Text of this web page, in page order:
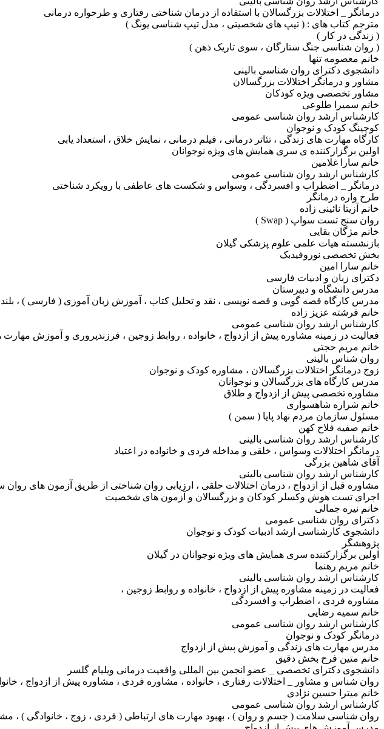
درمانگر _ اختلالات بزرگسالان با استفاده از درمان شناختی رفتاری و طرحواره درمانی
مترجم کتاب های : ( تیپ های شخصیتی ، مدل تیپ شناسی یونگ )
( زندگی در کار )
( روان شناسی جنگ ستارگان ، سوی تاریک ذهن )
خانم معصومه تنها
دانشجوی دکترای روان شناسی بالینی
مشاور و درمانگر اختلالات بزرگسالان
مشاور تخصصی ویژه کودکان
خانم سمیرا طلوعی
کارشناس ارشد روان شناسی عمومی
کوچینگ کودک و نوجوان
کارگاه مهارت های زندگی ، تئاتر درمانی ، فیلم درمانی ، نمایش خلاق ، استعداد یابی
اولین برگزارکننده ی سری همایش های ویژه نوجوانان
خانم سارا غلامین
کارشناس ارشد روان شناسی عمومی
درمانگر _ اضطراب و افسردگی ، وسواس و شکست های عاطفی با رویکرد شناختی
طرح واره درمانگر
خانم آزیتا نائینی زاده
روان سنج تست سواپ ( Swap )
خانم مژگان بقایی
بازنشسته هیات علمی علوم پزشکی گیلان
بخش تخصصی نوروفیدبک
خانم سارا امین
دکترای زبان و ادبیات فارسی
مدرس دانشگاه و دبیرستان
مدرس کارگاه قصه گویی و قصه نویسی ، نقد و تحلیل کتاب ، آموزش زبان آموزی ( فارسی ) ،
خانم فرشته عزیز زاده
کارشناس ارشد روان شناسی عمومی
فعالیت در زمینه مشاوره پیش از ازدواج ، خانواده ، روابط زوجین ، فرزندپروری و آموزش
خانم مریم حجتی
روان شناس بالینی
زوج درمانگر اختلالات بزرگسالان ، مشاوره کودک و نوجوان
مدرس کارگاه های بزرگسالان و نوجوانان
مشاوره تخصصی پیش از ازدواج و طلاق
خانم شراره شاهسواری
مسئول سازمان مردم نهاد پایا ( سمن )
خانم صفیه فلاح کهن
کارشناس ارشد روان شناسی بالینی
درمانگر اختلالات وسواس ، خلقی و مداخله فردی و خانواده در اعتیاد
آقای شاهین بزرگی
کارشناس ارشد روان شناسی بالینی
مشاوره قبل از ازدواج ، درمان اختلالات خلقی ، ارزیابی روان شناختی از طریق آزمون های روان
اجرای تست هوش وکسلر کودکان و بزرگسالان و آزمون های شخصیت
خانم نیره جمالی
دکترای روان شناسی عمومی
دانشجوی کارشناسی ارشد ادبیات کودک و نوجوان
پژوهشگر
اولین برگزارکننده سری همایش های ویژه نوجوانان در گیلان
خانم مریم رهنما
کارشناس ارشد روان شناسی بالینی
فعالیت در زمینه مشاوره پیش از ازدواج ، خانواده و روابط زوجین ،
مشاوره فردی ، اضطراب و افسردگی
خانم سمیه رضایی
کارشناس ارشد روان شناسی عمومی
درمانگر کودک و نوجوان
مدرس مهارت های زندگی و آموزش پیش از ازدواج
خانم متین فرح بخش دقیق
دانشجوی دکترای تخصصی _ عضو انجمن بین المللی واقعیت درمانی ویلیام گلسر
روان شناس و مشاور _ اختلالات رفتاری ، خانواده ، مشاوره فردی ، مشاوره پیش از ازدواج ،
خانم میترا حسین نژادی
کارشناس ارشد روان شناسی عمومی
روان شناسی سلامت ( جسم و روان ) ، بهبود مهارت های ارتباطی ( فردی ، زوج ، خانوادگی ) ،